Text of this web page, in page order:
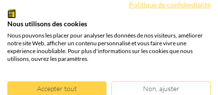
Tous droits réservés Agence BDOR ®
Cours or, achat
& vente or, argent
Politique de confidentialité
Nous utilisons des cookies
Nous pouvons les placer pour analyser les données de nos visiteurs, améliorer
notre site Web, afficher un contenu personnalisé et vous faire vivre une
expérience inoubliable. Pour plus d'informations sur les cookies que nous
utilisons, ouvrez les paramètres.
Accepter tout Non, ajuster